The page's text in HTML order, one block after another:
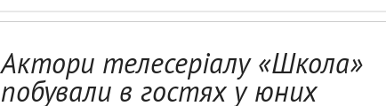
Актори телесеріалу «Школа»
побували в гостях у юних